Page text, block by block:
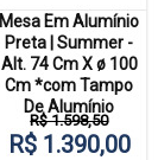
Mesa Em Alumínio
Preta | Summer -
Alt. 74 Cm X ø 100
Cm *com Tampo
De Alumínio
R$ 1.598,50
R$ 1.390,00